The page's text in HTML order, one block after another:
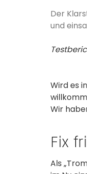
Der
und
Wird es
Wir
Fix
Als